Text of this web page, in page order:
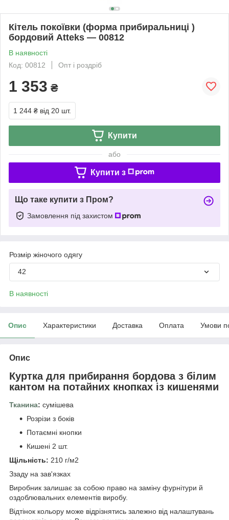
Кітель покоївки (форма прибиральниці )
бордовий Atteks — 00812
В наявності
Код: 00812
Опт і роздріб
1 353 ₴
1 244 ₴ від 20 шт.
Купити
або
Купити з
Що таке купити з Пром?
Замовлення під захистом
Розмір жіночого одягу
42
В наявності
Опис Характеристики Доставка Оплата Умови
Опис
Куртка для прибирання бордова з білим
кантом на потайних кнопках із кишенями
Тканина: сумішева
Розрізи з боків
Потаємні кнопки
Кишені 2 шт.
Щільність: 210 г/м2
Ззаду на зав'язках
Виробник залишає за собою право на заміну фурнітури й
оздоблювальних елементів виробу.
Відтінок кольору може відрізнятись залежно від налаштувань